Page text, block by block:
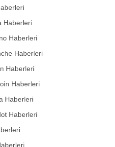
Haberleri
Haberleri
Haberleri
Haberleri
Haberleri
Haberleri
Haberleri